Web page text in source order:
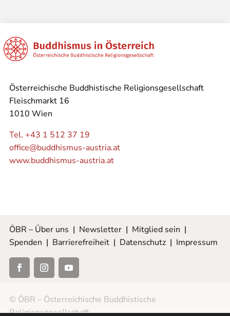
Österreichische Buddhistische Religionsgesellschaft
Fleischmarkt 16
1010 Wien
Tel. +43 1 512 37 19
office@buddhismus-austria.at
www.buddhismus-austria.at
ÖBR – Über uns | Newsletter| Mitglied sein |
Spenden | Barrierefreiheit| Datenschutz| Impressum
© ÖBR – Österreichische Buddhistische
Religionsgesellschaft